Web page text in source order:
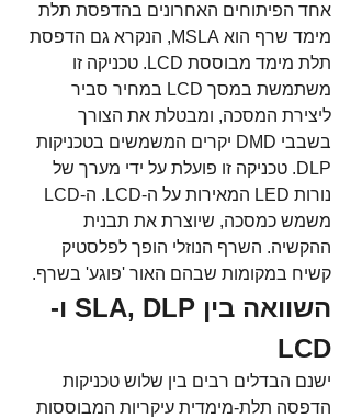
אחד הפיתוחים האחרונים בהדפסת תלת
מימד שרף הוא MSLA, הנקרא גם הדפסת
תלת מימד מבוססת LCD. טכניקה זו
משתמשת במסך LCD במחיר סביר
ליצירת המסכה, ומבטלת את הצורך
בשבבי DMD יקרים המשמשים בטכניקות
DLP. טכניקה זו פועלת על ידי מערך של
משמש כמסכה, שיוצרת את תבנית
ההקשיה. השרף הנוזלי הופך לפלסטיק
קשיח במקומות שבהם האור 'פוגע' בשרף.
השוואה בין SLA, DLP ו-
LCD
ישנם הבדלים רבים בין שלוש טכניקות
הדפסה תלת-מימדית עיקריות המבוססות